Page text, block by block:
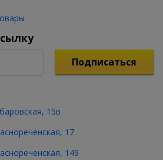
Подписаться
15в
17
149